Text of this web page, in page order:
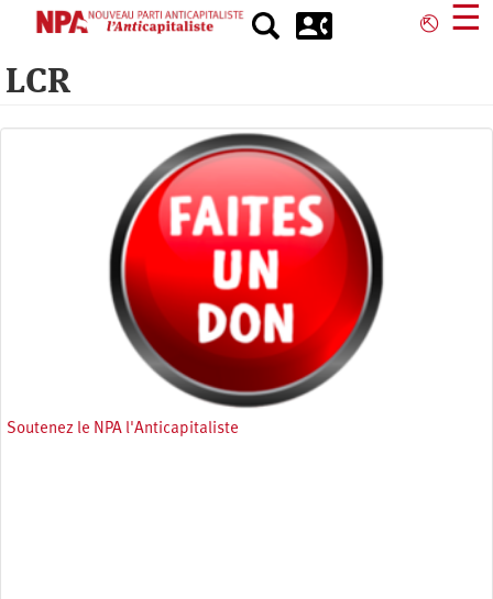
principal
⎋ ☰
LCR
Soutenez le NPA l'Anticapitaliste